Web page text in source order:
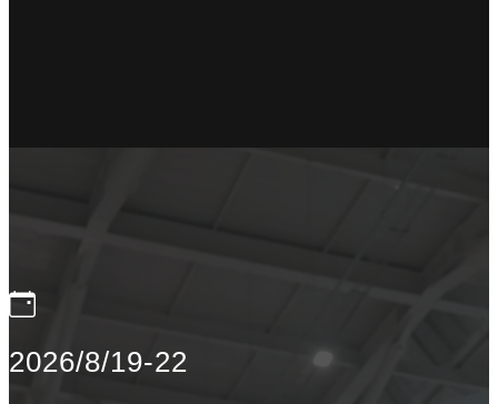
2026/8/19-22